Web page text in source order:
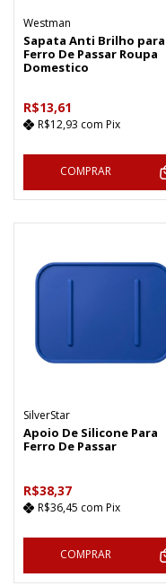
Westman
Sapata Anti Brilho para
Ferro De Passar Roupa
Domestico
R$13,61
R$12,93 com Pix
COMPRAR
SilverStar
Apoio De Silicone Para
Ferro De Passar
R$38,37
R$36,45 com Pix
COMPRAR